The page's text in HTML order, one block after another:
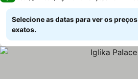
Selecione as datas para ver os preços
exatos.